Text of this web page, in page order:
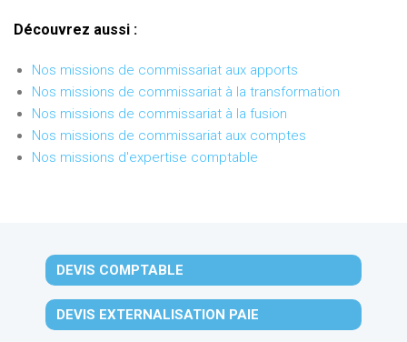
Découvrez aussi :
Nos missions de commissariat aux apports
Nos missions de commissariat à la transformation
Nos missions de commissariat à la fusion
Nos missions de commissariat aux comptes
Nos missions d'expertise comptable
DEVIS COMPTABLE
DEVIS EXTERNALISATION PAIE